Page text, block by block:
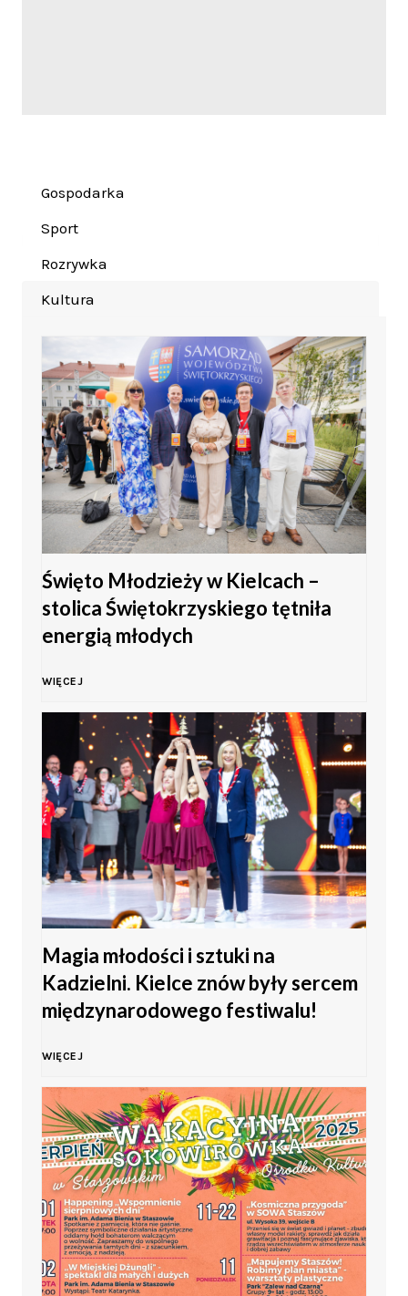
Gospodarka
Sport
Rozrywka
Kultura
Święto Młodzieży w Kielcach –
stolica Świętokrzyskiego tętniła
energią młodych
WIĘCEJŚ
w
i
ę
t
M
d
z
i
e
ż
Magia młodości i sztuki na
Kadzielni. Kielce znów były sercem
międzynarodowego festiwalu!
WIĘCEJM
g
i
a
m